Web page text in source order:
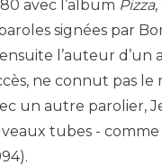
avec l’album Pizza,
signées par
l’auteur d’un
ne connut pas le
un autre parolier,
tubes - comme